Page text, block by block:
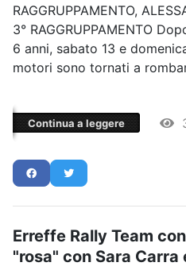
RAGGRUPPAMENTO,
3° RAGGRUPPAMENTO
6 anni, sabato 13 e
motori sono tornati a
Continua a leggere
Erreffe Rally Team
"rosa" con Sara Carra